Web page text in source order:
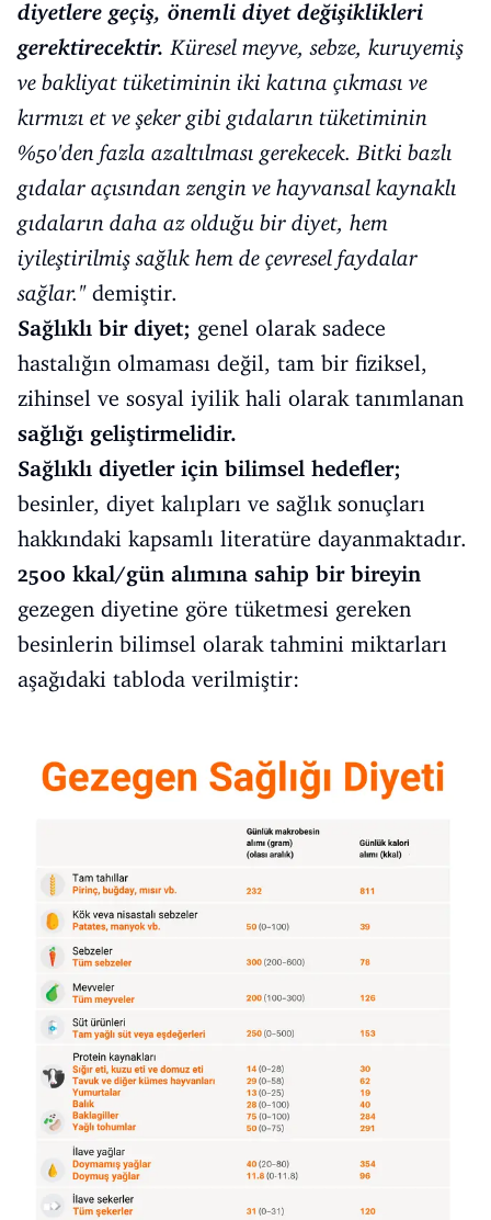
diyetlere geçiş, önemli diyet değişiklikleri
gerektirecektir. Küresel meyve, sebze, kuruyemiş
ve bakliyat tüketiminin iki katına çıkması ve
kırmızı et ve şeker gibi gıdaların tüketiminin
%50'den fazla azaltılması gerekecek. Bitki bazlı
gıdalar açısından zengin ve hayvansal kaynaklı
gıdaların daha az olduğu bir diyet, hem
iyileştirilmiş sağlık hem de çevresel faydalar
sağlar.''demiştir.
Sağlıklı bir diyet; genel olarak sadece
hastalığın olmaması değil, tam bir fiziksel,
zihinsel ve sosyal iyilik hali olarak tanımlanan
sağlığı geliştirmelidir.
Sağlıklı diyetler için bilimsel hedefler;
besinler, diyet kalıpları ve sağlık sonuçları
hakkındaki kapsamlı literatüre dayanmaktadır.
2500 kkal/gün alımına sahip bir bireyin
gezegen diyetine göre tüketmesi gereken
besinlerin bilimsel olarak tahmini miktarları
aşağıdaki tabloda verilmiştir: